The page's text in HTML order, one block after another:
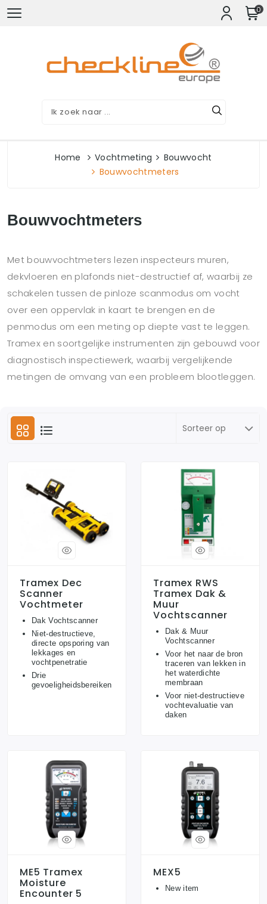
0
Home Vochtmeting
Bouwvocht
Bouwvochtmeters
Bouwvochtmeters
Met bouwvochtmeters lezen inspecteurs muren,
dekvloeren en plafonds niet-destructief af, waarbij ze
schakelen tussen de pinloze scanmodus om vocht
over een oppervlak in kaart te brengen en de
penmodus om een meting op diepte vast te leggen.
Tramex en soortgelijke instrumenten zijn gebouwd voor
diagnostisch inspectiewerk, waarbij vergelijkende
metingen de omvang van een probleem blootleggen.
Tramex Dec
Scanner
Vochtmeter
Dak Vochtscanner
Niet-destructieve,
directe opsporing van
lekkages en
vochtpenetratie
Drie
gevoeligheidsbereiken
Tramex RWS
Tramex Dak &
Muur
Vochtscanner
Dak & Muur
Vochtscanner
Voor het naar de bron
traceren van lekken in
het waterdichte
membraan
Voor niet-destructieve
vochtevaluatie van
daken
ME5 Tramex
Moisture
Encounter 5
MEX5
New item